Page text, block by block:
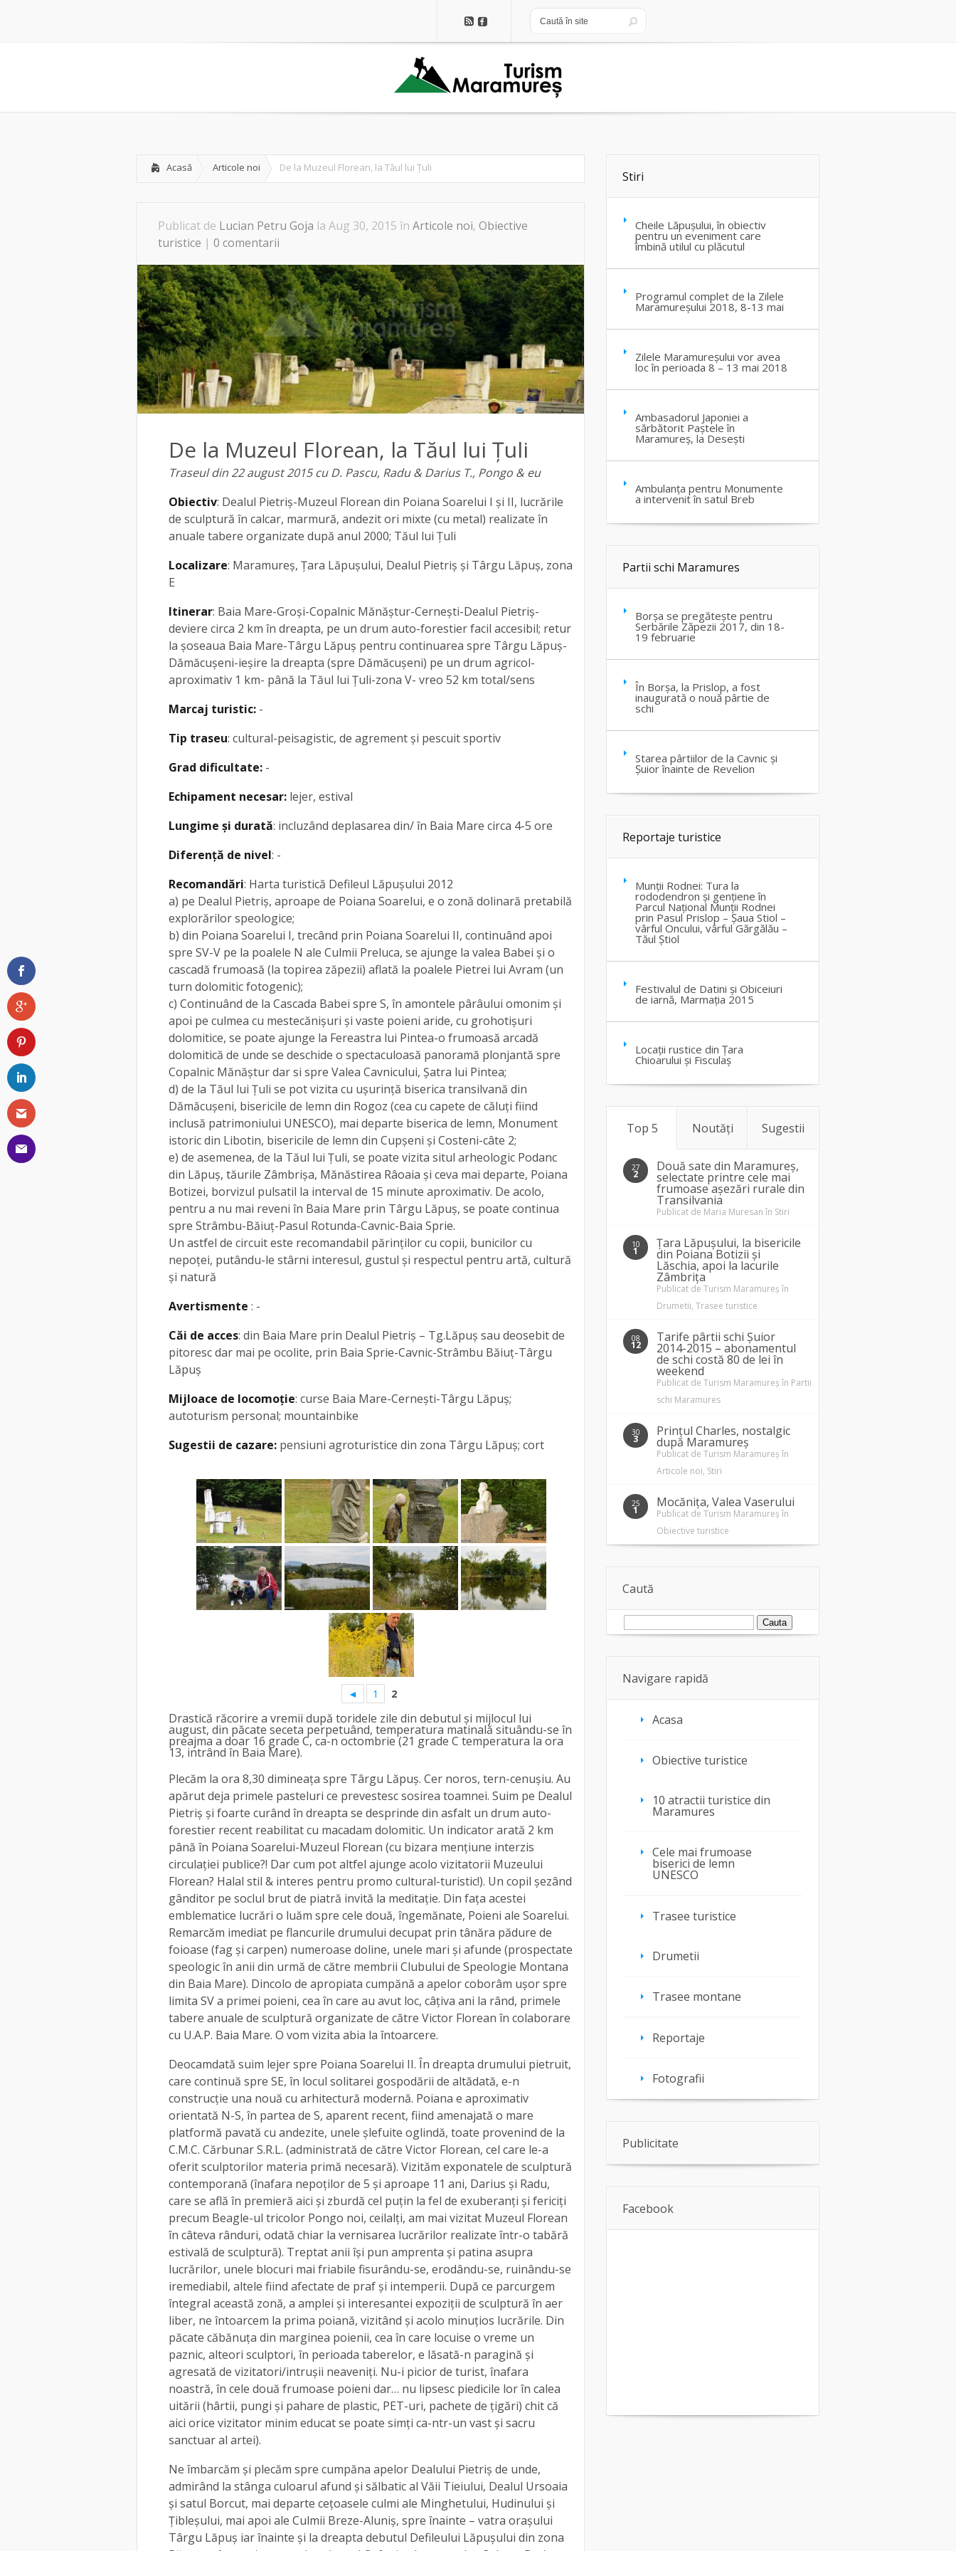
Acasă Articole noi De la Muzeul Florean, la Tăul lui Țuli
Publicat de Lucian Petru Goja la Aug 30, 2015 în Articole noi, Obiective
turistice | 0 comentarii
De la Muzeul Florean, la Tăul lui Țuli
Traseul din 22 august 2015 cu D. Pascu, Radu & Darius T., Pongo & eu
Obiectiv: Dealul Pietriș-Muzeul Florean din Poiana Soarelui I și II, lucrările
de sculptură în calcar, marmură, andezit ori mixte (cu metal) realizate în
anuale tabere organizate după anul 2000; Tăul lui Țuli
Localizare: Maramureș, Țara Lăpușului, Dealul Pietriș și Târgu Lăpuș, zona
E
Itinerar: Baia Mare-Groși-Copalnic Mănăștur-Cernești-Dealul Pietriș-
deviere circa 2 km în dreapta, pe un drum auto-forestier facil accesibil; retur
la șoseaua Baia Mare-Târgu Lăpuș pentru continuarea spre Târgu Lăpuș-
Dămăcușeni-ieșire la dreapta (spre Dămăcușeni) pe un drum agricol-
aproximativ 1 km- până la Tăul lui Țuli-zona V- vreo 52 km total/sens
Marcaj turistic: -
Tip traseu: cultural-peisagistic, de agrement și pescuit sportiv
Grad dificultate: -
Echipament necesar: lejer, estival
Lungime și durată: incluzând deplasarea din/ în Baia Mare circa 4-5 ore
Diferență de nivel: -
Recomandări: Harta turistică Defileul Lăpușului 2012
a) pe Dealul Pietriș, aproape de Poiana Soarelui, e o zonă dolinară pretabilă
explorărilor speologice;
b) din Poiana Soarelui I, trecând prin Poiana Soarelui II, continuând apoi
spre SV-V pe la poalele N ale Culmii Preluca, se ajunge la valea Babei și o
cascadă frumoasă (la topirea zăpezii) aflată la poalele Pietrei lui Avram (un
turn dolomitic fotogenic);
c) Continuând de la Cascada Babei spre S, în amontele pârâului omonim și
apoi pe culmea cu mestecănișuri și vaste poieni aride, cu grohotișuri
dolomitice, se poate ajunge la Fereastra lui Pintea-o frumoasă arcadă
dolomitică de unde se deschide o spectaculoasă panoramă plonjantă spre
Copalnic Mănăștur dar si spre Valea Cavnicului, Șatra lui Pintea;
d) de la Tăul lui Țuli se pot vizita cu ușurință biserica transilvană din
Dămăcușeni, bisericile de lemn din Rogoz (cea cu capete de căluți fiind
inclusă patrimoniului UNESCO), mai departe biserica de lemn, Monument
istoric din Libotin, bisericile de lemn din Cupșeni și Costeni-câte 2;
e) de asemenea, de la Tăul lui Țuli, se poate vizita situl arheologic Podanc
din Lăpuș, tăurile Zâmbrișa, Mănăstirea Râoaia și ceva mai departe, Poiana
Botizei, borvizul pulsatil la interval de 15 minute aproximativ. De acolo,
pentru a nu mai reveni în Baia Mare prin Târgu Lăpuș, se poate continua
spre Strâmbu-Băiuț-Pasul Rotunda-Cavnic-Baia Sprie.
Un astfel de circuit este recomandabil părinților cu copii, bunicilor cu
nepoței, putându-le stârni interesul, gustul și respectul pentru artă, cultură
și natură
Avertismente : -
Căi de acces: din Baia Mare prin Dealul Pietriș – Tg.Lăpuș sau deosebit de
pitoresc dar mai pe ocolite, prin Baia Sprie-Cavnic-Strâmbu Băiuț-Târgu
Lăpuș
Mijloace de locomoție: curse Baia Mare-Cernești-Târgu Lăpuș;
autoturism personal; mountainbike
Sugestii de cazare: pensiuni agroturistice din zona Târgu Lăpuș; cort
◄ 1 2
Drastică răcorire a vremii după toridele zile din debutul și mijlocul lui
august, din păcate seceta perpetuând, temperatura matinală situându-se în
preajma a doar 16 grade C, ca-n octombrie (21 grade C temperatura la ora
13, intrând în Baia Mare).
Plecăm la ora 8,30 dimineața spre Târgu Lăpuș. Cer noros, tern-cenușiu. Au
apărut deja primele pasteluri ce prevestesc sosirea toamnei. Suim pe Dealul
Pietriș și foarte curând în dreapta se desprinde din asfalt un drum auto-
forestier recent reabilitat cu macadam dolomitic. Un indicator arată 2 km
până în Poiana Soarelui-Muzeul Florean (cu bizara mențiune interzis
circulației publice?! Dar cum pot altfel ajunge acolo vizitatorii Muzeului
Florean? Halal stil & interes pentru promo cultural-turistic!). Un copil șezând
gânditor pe soclul brut de piatră invită la meditație. Din fața acestei
emblematice lucrări o luăm spre cele două, îngemănate, Poieni ale Soarelui.
Remarcăm imediat pe flancurile drumului decupat prin tânăra pădure de
foioase (fag și carpen) numeroase doline, unele mari și afunde (prospectate
speologic în anii din urmă de către membrii Clubului de Speologie Montana
din Baia Mare). Dincolo de apropiata cumpănă a apelor coborâm ușor spre
limita SV a primei poieni, cea în care au avut loc, câțiva ani la rând, primele
tabere anuale de sculptură organizate de către Victor Florean în colaborare
cu U.A.P. Baia Mare. O vom vizita abia la întoarcere.
Deocamdată suim lejer spre Poiana Soarelui II. În dreapta drumului pietruit,
care continuă spre SE, în locul solitarei gospodării de altădată, e-n
construcție una nouă cu arhitectură modernă. Poiana e aproximativ
orientată N-S, în partea de S, aparent recent, fiind amenajată o mare
platformă pavată cu andezite, unele șlefuite oglindă, toate provenind de la
C.M.C. Cărbunar S.R.L. (administrată de către Victor Florean, cel care le-a
oferit sculptorilor materia primă necesară). Vizităm exponatele de sculptură
contemporană (înafara nepoților de 5 și aproape 11 ani, Darius și Radu,
care se află în premieră aici și zburdă cel puțin la fel de exuberanți și fericiți
precum Beagle-ul tricolor Pongo noi, ceilalți, am mai vizitat Muzeul Florean
în câteva rânduri, odată chiar la vernisarea lucrărilor realizate într-o tabără
estivală de sculptură). Treptat anii își pun amprenta și patina asupra
lucrărilor, unele blocuri mai friabile fisurându-se, erodându-se, ruinându-se
iremediabil, altele fiind afectate de praf și intemperii. După ce parcurgem
întegral această zonă, a amplei și interesantei expoziții de sculptură în aer
liber, ne întoarcem la prima poiană, vizitând și acolo minuțios lucrările. Din
păcate căbănuța din marginea poienii, cea în care locuise o vreme un
paznic, alteori sculptori, în perioada taberelor, e lăsată-n paragină și
agresată de vizitatori/intrușii neaveniți. Nu-i picior de turist, înafara
noastră, în cele două frumoase poieni dar… nu lipsesc piedicile lor în calea
uitării (hârtii, pungi și pahare de plastic, PET-uri, pachete de țigări) chit că
aici orice vizitator minim educat se poate simți ca-ntr-un vast și sacru
sanctuar al artei).
Ne îmbarcăm și plecăm spre cumpăna apelor Dealului Pietriș de unde,
admirând la stânga culoarul afund și sălbatic al Văii Tieiului, Dealul Ursoaia
și satul Borcut, mai departe cețoasele culmi ale Minghetului, Hudinului și
Țibleșului, mai apoi ale Culmii Breze-Aluniș, spre înainte – vatra orașului
Târgu Lăpuș iar înainte și la dreapta debutul Defileului Lăpușului din zona
Stiri
Cheile Lăpușului, în obiectiv
pentru un eveniment care
îmbină utilul cu plăcutul
Programul complet de la Zilele
Maramureșului 2018, 8-13 mai
Zilele Maramureșului vor avea
loc în perioada 8 – 13 mai 2018
Ambasadorul Japoniei a
sărbătorit Paștele în
Maramureș, la Desești
Ambulanța pentru Monumente
a intervenit în satul Breb
Partii schi Maramures
Borșa se pregătește pentru
Serbările Zăpezii 2017, din 18-
19 februarie
În Borșa, la Prislop, a fost
inaugurată o nouă pârtie de
schi
Starea pârtiilor de la Cavnic și
Șuior înainte de Revelion
Reportaje turistice
Munții Rodnei: Tura la
rododendron și gențiene în
Parcul Național Munții Rodnei
prin Pasul Prislop – Șaua Stiol –
vârful Oncului, vârful Gărgălău –
Tăul Știol
Festivalul de Datini și Obiceiuri
de iarnă, Marmația 2015
Locații rustice din Țara
Chioarului și Fisculaș
Top 5 Noutăți Sugestii
27
2
Două sate din Maramureș,
selectate printre cele mai
frumoase așezări rurale din
Transilvania
Publicat de Maria Muresan în Stiri
10
1
Țara Lăpușului, la bisericile
din Poiana Botizii și
Lăschia, apoi la lacurile
Zâmbrița
Publicat de Turism Maramureș în
Drumetii, Trasee turistice
08
12
Tarife pârtii schi Șuior
2014-2015 – abonamentul
de schi costă 80 de lei în
weekend
Publicat de Turism Maramureș în Partii
schi Maramures
30
3
Prințul Charles, nostalgic
după Maramureș
Publicat de Turism Maramureș în
Articole noi, Stiri
25
1
Mocănița, Valea Vaserului
Publicat de Turism Maramureș în
Obiective turistice
Caută
Navigare rapidă
Acasa
Obiective turistice
10 atractii turistice din
Maramures
Cele mai frumoase
biserici de lemn
UNESCO
Trasee turistice
Drumetii
Trasee montane
Reportaje
Fotografii
Publicitate
Facebook